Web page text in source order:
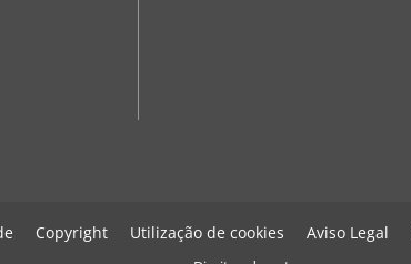
Copyright Utilização de cookies Aviso Legal